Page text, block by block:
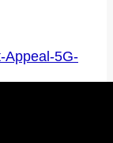
Appeal-5G-